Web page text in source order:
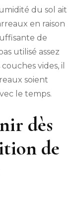
du sol ait
en raison
de
utilisé assez
vides, il
soient
le temps.
dès
de